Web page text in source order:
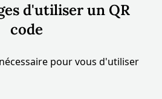
d'utiliser un QR
code
pour vous d'utiliser